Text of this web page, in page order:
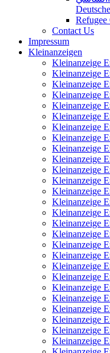
Contact Us
Impressum
Kleinanzeigen
Kleinanzeige
Kleinanzeige
Kleinanzeige
Kleinanzeige
Kleinanzeige
Kleinanzeige
Kleinanzeige
Kleinanzeige
Kleinanzeige
Kleinanzeige
Kleinanzeige
Kleinanzeige
Kleinanzeige
Kleinanzeige
Kleinanzeige
Kleinanzeige
Kleinanzeige
Kleinanzeige
Kleinanzeige
Kleinanzeige
Kleinanzeige
Kleinanzeige
Kleinanzeige
Kleinanzeige
Kleinanzeige
Kleinanzeige
Kleinanzeige